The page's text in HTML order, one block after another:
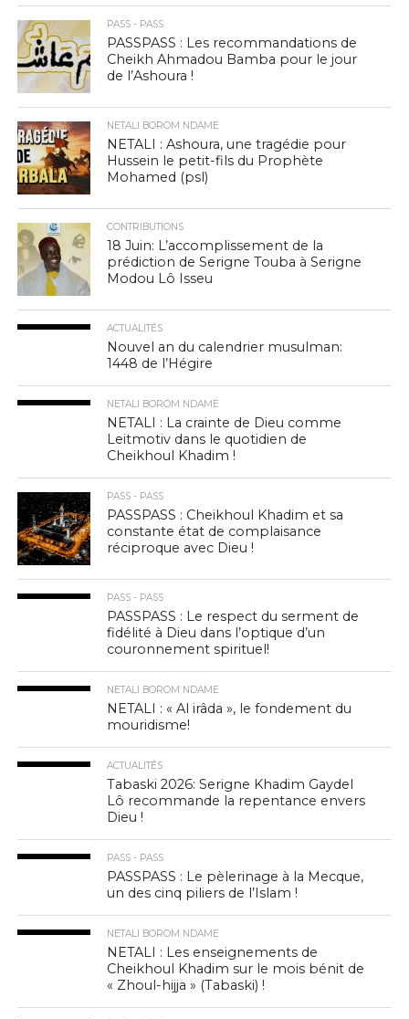
PASS - PASS
PASSPASS : Les recommandations de
Cheikh Ahmadou Bamba pour le jour
de l’Ashoura !
NETALI BOROM NDAME
NETALI : Ashoura, une tragédie pour
Hussein le petit-fils du Prophète
Mohamed (psl)
CONTRIBUTIONS
18 Juin: L’accomplissement de la
prédiction de Serigne Touba à Serigne
Modou Lô Isseu
ACTUALITÉS
Nouvel an du calendrier musulman:
1448 de l’Hégire
NETALI BOROM NDAME
NETALI : La crainte de Dieu comme
Leitmotiv dans le quotidien de
Cheikhoul Khadim !
PASS - PASS
PASSPASS : Cheikhoul Khadim et sa
constante état de complaisance
réciproque avec Dieu !
PASS - PASS
PASSPASS : Le respect du serment de
fidélité à Dieu dans l’optique d’un
couronnement spirituel!
NETALI BOROM NDAME
NETALI : « Al irâda », le fondement du
mouridisme!
ACTUALITÉS
Tabaski 2026: Serigne Khadim Gaydel
Lô recommande la repentance envers
Dieu !
PASS - PASS
PASSPASS : Le pèlerinage à la Mecque,
un des cinq piliers de l’Islam !
NETALI BOROM NDAME
NETALI : Les enseignements de
Cheikhoul Khadim sur le mois bénit de
« Zhoul-hijja » (Tabaski) !